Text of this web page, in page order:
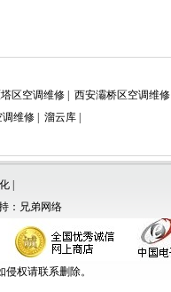
区空调维修 西安灞桥区空调维修
调维修 溜云库
|
： 兄弟网络
权请联系删除。